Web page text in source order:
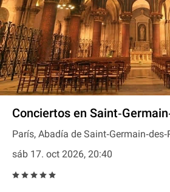
Conciertos en
París, Abadía de
sáb 17. oct 2026, 20:40